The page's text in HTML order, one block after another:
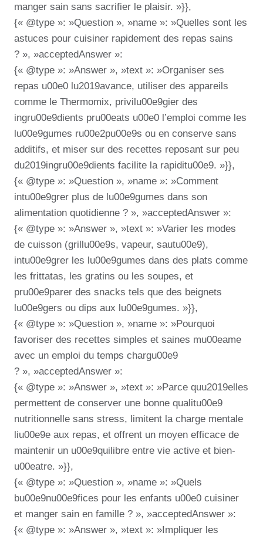
manger sain sans sacrifier le plaisir. »}},
{« @type »: »Question », »name »: »Quelles sont les
astuces pour cuisiner rapidement des repas sains
? », »acceptedAnswer »:
{« @type »: »Answer », »text »: »Organiser ses
repas u00e0 lu2019avance, utiliser des appareils
comme le Thermomix, privilu00e9gier des
ingru00e9dients pru00eats u00e0 l’emploi comme les
lu00e9gumes ru00e2pu00e9s ou en conserve sans
additifs, et miser sur des recettes reposant sur peu
du2019ingru00e9dients facilite la rapiditu00e9. »}},
{« @type »: »Question », »name »: »Comment
intu00e9grer plus de lu00e9gumes dans son
alimentation quotidienne ? », »acceptedAnswer »:
{« @type »: »Answer », »text »: »Varier les modes
de cuisson (grillu00e9s, vapeur, sautu00e9),
intu00e9grer les lu00e9gumes dans des plats comme
les frittatas, les gratins ou les soupes, et
pru00e9parer des snacks tels que des beignets
lu00e9gers ou dips aux lu00e9gumes. »}},
{« @type »: »Question », »name »: »Pourquoi
favoriser des recettes simples et saines mu00eame
avec un emploi du temps chargu00e9
? », »acceptedAnswer »:
{« @type »: »Answer », »text »: »Parce quu2019elles
permettent de conserver une bonne qualitu00e9
nutritionnelle sans stress, limitent la charge mentale
liu00e9e aux repas, et offrent un moyen efficace de
maintenir un u00e9quilibre entre vie active et bien-
u00eatre. »}},
{« @type »: »Question », »name »: »Quels
bu00e9nu00e9fices pour les enfants u00e0 cuisiner
et manger sain en famille ? », »acceptedAnswer »:
{« @type »: »Answer », »text »: »Impliquer les